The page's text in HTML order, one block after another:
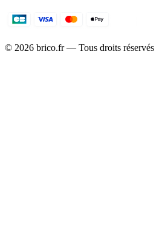
© 2026 brico.fr — Tous droits réservés